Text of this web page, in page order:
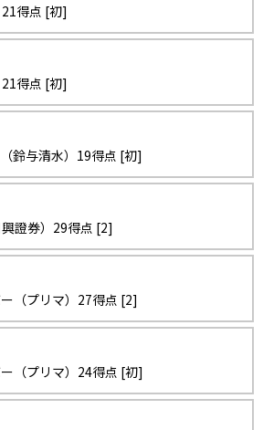
得点 [初]
得点 [初]
鈴与清水）19得点 [初]
證券）29得点 [2]
（プリマ）27得点 [2]
（プリマ）24得点 [初]